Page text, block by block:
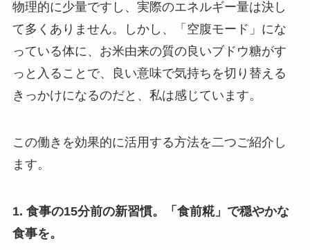
物理的に少量ですし、実際のエネルギー量は決し
て多くありません。しかし、「空腹モード」にな
っている体に、お米由来の質の良いブドウ糖がす
っと入ることで、良い意味で気持ちを切り替える
きっかけになるのだと、私は感じています。
この働きを効果的に活用する方法を二つご紹介し
ます。
1. 食事の15分前の新習慣。「食前糀」で穏やかな
食事を。